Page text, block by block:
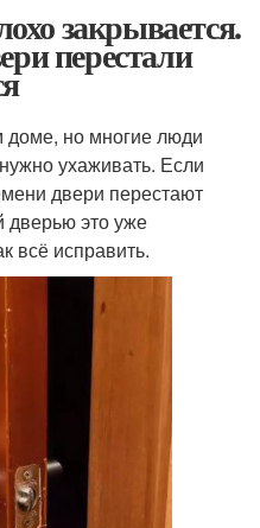
закрывается.
перестали
но многие люди
ухаживать. Если
двери перестают
дверью это уже
всё исправить.